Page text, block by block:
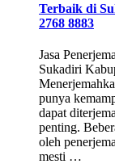
Terbaik di
2768 8883
Jasa
Sukadiri
punya
dapat
penting.
oleh
mesti …